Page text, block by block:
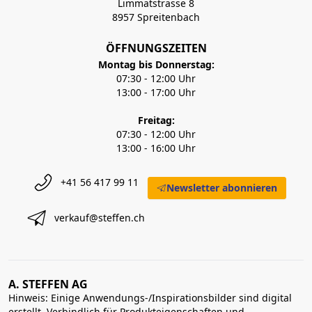
Limmatstrasse 8
8957 Spreitenbach
ÖFFNUNGSZEITEN
Montag bis Donnerstag:
07:30 - 12:00 Uhr
13:00 - 17:00 Uhr
Freitag:
07:30 - 12:00 Uhr
13:00 - 16:00 Uhr
+41 56 417 99 11
verkauf@steffen.ch
Newsletter abonnieren
A. STEFFEN AG
Hinweis: Einige Anwendungs-/Inspirationsbilder sind digital